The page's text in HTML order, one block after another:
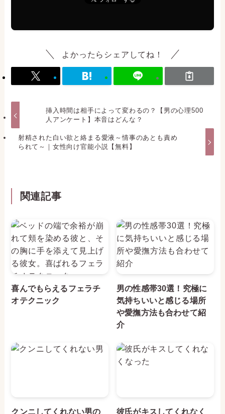
よかったらシェアしてね！
挿入時間は相手によって変わるの？【男の心理500
人アンケート】本音はどんな？
射精された白い欲と絡まる愛液～情事のあとも責め
られて～｜女性向け官能小説【無料】
関連記事
喜んでもらえるフェラチ
オテクニック
男の性感帯30選！究極に
気持ちいいと感じる場所
や愛撫方法も合わせて紹
介
クンニしてくれない男の 彼氏がキスしてくれなく